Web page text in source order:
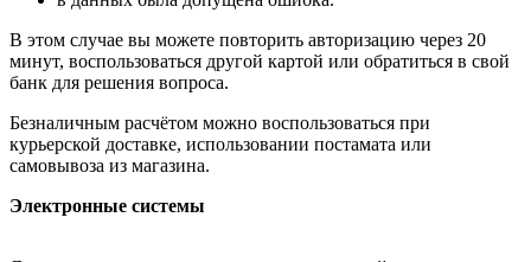
В этом случае вы можете повторить авторизацию через 20
минут, воспользоваться другой картой или обратиться в свой
банк для решения вопроса.
Безналичным расчётом можно воспользоваться при
курьерской доставке, использовании постамата или
самовывоза из магазина.
Электронные системы